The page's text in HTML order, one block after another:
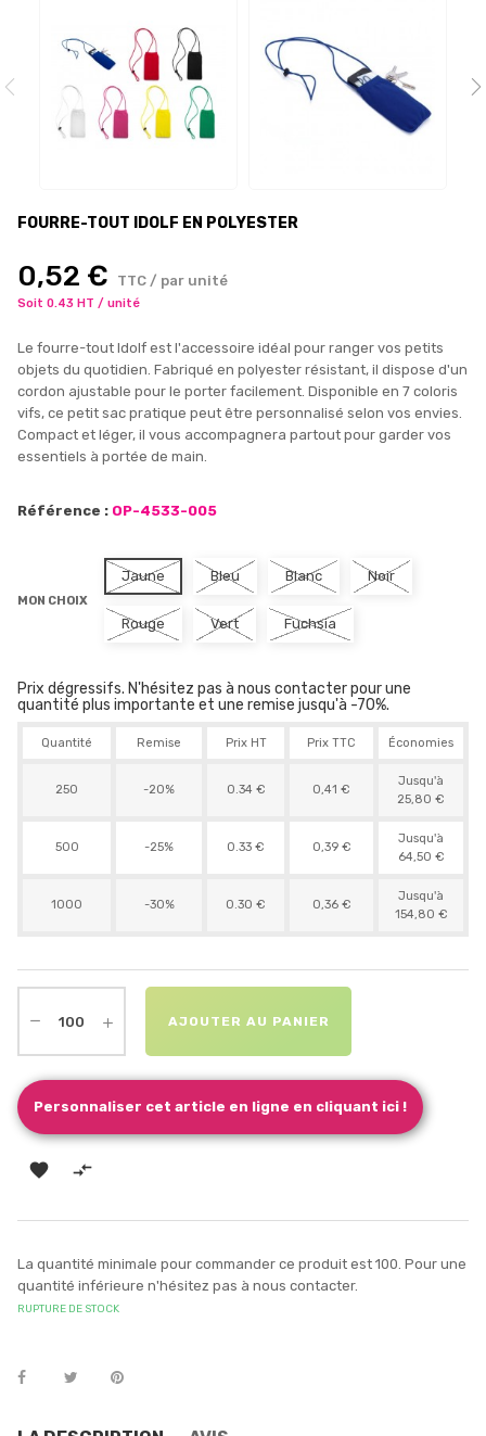
FOURRE-TOUT IDOLF EN POLYESTER
0,52 € TTC / par unité
Soit 0.43 HT / unité
Le fourre-tout Idolf est l'accessoire idéal pour ranger vos petits
objets du quotidien. Fabriqué en polyester résistant, il dispose d'un
cordon ajustable pour le porter facilement. Disponible en 7 coloris
vifs, ce petit sac pratique peut être personnalisé selon vos envies.
Compact et léger, il vous accompagnera partout pour garder vos
essentiels à portée de main.
Référence : OP-4533-005
MON CHOIX
Jaune Bleu Blanc Noir
Rouge Vert Fuchsia
Prix dégressifs. N'hésitez pas à nous contacter pour une
quantité plus importante et une remise jusqu'à -70%.
Quantité Remise Prix HT Prix TTC Économies
250 -20% 0.34 € 0,41 €
Jusqu'à
25,80 €
500 -25% 0.33 € 0,39 €
Jusqu'à
64,50 €
1000 -30% 0.30 € 0,36 €
Jusqu'à
154,80 €
AJOUTER AU PANIER
Personnaliser cet article en ligne en cliquant ici !
 
La quantité minimale pour commander ce produit est 100. Pour une
quantité inférieure n'hésitez pas à nous contacter.
RUPTURE DE STOCK